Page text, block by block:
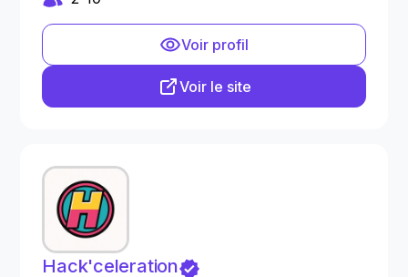
Voir profil
Voir le site
Hack'celeration